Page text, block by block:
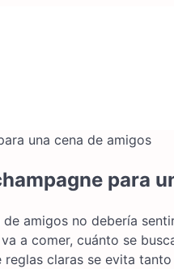
para
amigos no debería
a comer, cuánto se
claras se evita